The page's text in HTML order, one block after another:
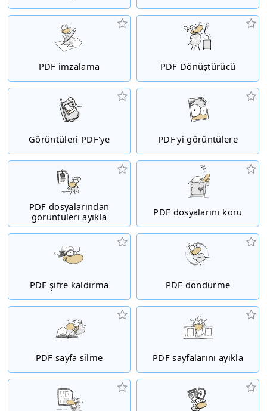
PDF imzalama PDF Dönüştürücü
Görüntüleri PDF'ye PDF'yi görüntülere
PDF dosyalarından
görüntüleri ayıkla
PDF dosyalarını koru
PDF şifre kaldırma PDF döndürme
PDF sayfa silme PDF sayfalarını ayıkla